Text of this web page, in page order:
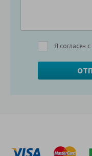
Я согласен с